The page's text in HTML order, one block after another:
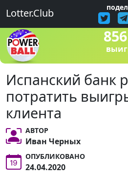
Lotter.Club
Испанский банк
потратить
клиента
АВТОР
Иван Черных
ОПУБЛИКОВАНО
24.04.2020